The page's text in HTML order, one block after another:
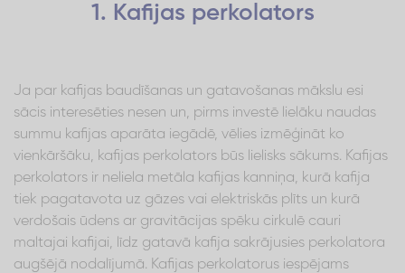
1. Kafijas perkolators
Ja par kafijas baudīšanas un gatavošanas mākslu esi
sācis interesēties nesen un, pirms investē lielāku naudas
summu kafijas aparāta iegādē, vēlies izmēģināt ko
vienkāršāku, kafijas perkolators būs lielisks sākums. Kafijas
perkolators ir neliela metāla kafijas kanniņa, kurā kafija
tiek pagatavota uz gāzes vai elektriskās plīts un kurā
verdošais ūdens ar gravitācijas spēku cirkulē cauri
maltajai kafijai, līdz gatavā kafija sakrājusies perkolatora
augšējā nodalījumā. Kafijas perkolatorus iespējams